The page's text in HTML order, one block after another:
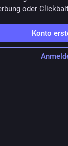
Städte
ob­so­let
oder
Konto